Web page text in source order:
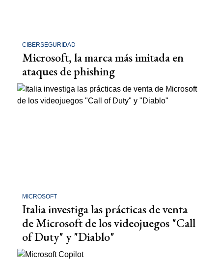
CIBERSEGURIDAD
Microsoft, la marca más imitada en
ataques de phishing
MICROSOFT
Italia investiga las prácticas de venta
de Microsoft de los videojuegos "Call
of Duty" y "Diablo"